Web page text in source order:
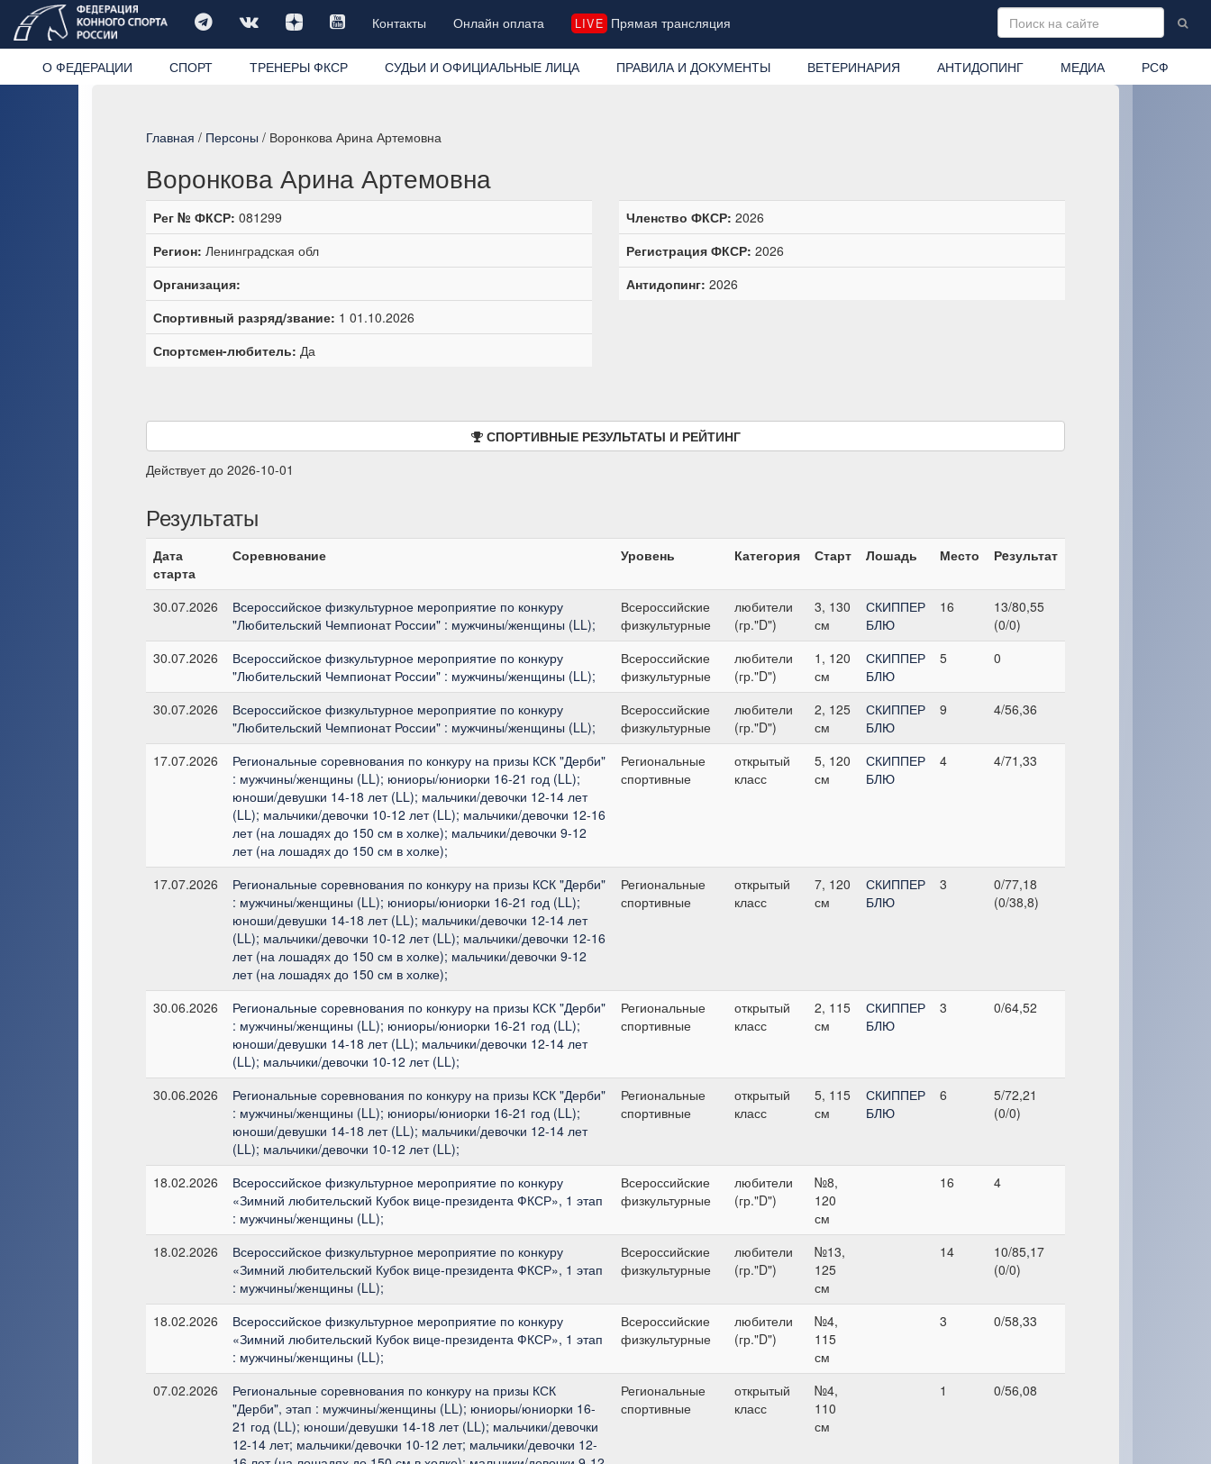
Контакты Онлайн оплата LIVE Прямая трансляция
О ФЕДЕРАЦИИ СПОРТ ТРЕНЕРЫ ФКСР СУДЬИ И ОФИЦИАЛЬНЫЕ ЛИЦА ПРАВИЛА И ДОКУМЕНТЫ ВЕТЕРИНАРИЯ АНТИДОПИНГ МЕДИА РСФ
Главная / Персоны / Воронкова Арина Артемовна
Воронкова Арина Артемовна
Рег № ФКСР: 081299
Регион: Ленинградская обл
Организация:
Спортивный разряд/звание: 1 01.10.2026
Спортсмен-любитель: Да
Членство ФКСР: 2026
Регистрация ФКСР: 2026
Антидопинг: 2026
СПОРТИВНЫЕ РЕЗУЛЬТАТЫ И РЕЙТИНГ
Действует до 2026-10-01
Результаты
Дата
старта
Соревнование Уровень Категория Старт Лошадь Место Рeзультат
30.07.2026
Всероссийское физкультурное мероприятие по конкуру
"Любительский Чемпионат России" : мужчины/женщины (LL);
Всероссийские
физкультурные
любители
(гр."D")
3, 130
см
СКИППЕР
БЛЮ
16
13/80,55
(0/0)
30.07.2026
Всероссийское физкультурное мероприятие по конкуру
"Любительский Чемпионат России" : мужчины/женщины (LL);
Всероссийские
физкультурные
любители
(гр."D")
1, 120
см
СКИППЕР
БЛЮ
5 0
30.07.2026
Всероссийское физкультурное мероприятие по конкуру
"Любительский Чемпионат России" : мужчины/женщины (LL);
Всероссийские
физкультурные
любители
(гр."D")
2, 125
см
СКИППЕР
БЛЮ
9 4/56,36
17.07.2026
Региональные соревнования по конкуру на призы КСК "Дерби"
: мужчины/женщины (LL); юниоры/юниорки 16-21 год (LL);
юноши/девушки 14-18 лет (LL); мальчики/девочки 12-14 лет
(LL); мальчики/девочки 10-12 лет (LL); мальчики/девочки 12-16
лет (на лошадях до 150 см в холке); мальчики/девочки 9-12
лет (на лошадях до 150 см в холке);
Региональные
спортивные
открытый
класс
5, 120
см
СКИППЕР
БЛЮ
4 4/71,33
17.07.2026
Региональные соревнования по конкуру на призы КСК "Дерби"
: мужчины/женщины (LL); юниоры/юниорки 16-21 год (LL);
юноши/девушки 14-18 лет (LL); мальчики/девочки 12-14 лет
(LL); мальчики/девочки 10-12 лет (LL); мальчики/девочки 12-16
лет (на лошадях до 150 см в холке); мальчики/девочки 9-12
лет (на лошадях до 150 см в холке);
Региональные
спортивные
открытый
класс
7, 120
см
СКИППЕР
БЛЮ
3
0/77,18
(0/38,8)
30.06.2026
Региональные соревнования по конкуру на призы КСК "Дерби"
: мужчины/женщины (LL); юниоры/юниорки 16-21 год (LL);
юноши/девушки 14-18 лет (LL); мальчики/девочки 12-14 лет
(LL); мальчики/девочки 10-12 лет (LL);
Региональные
спортивные
открытый
класс
2, 115
см
СКИППЕР
БЛЮ
3 0/64,52
30.06.2026
Региональные соревнования по конкуру на призы КСК "Дерби"
: мужчины/женщины (LL); юниоры/юниорки 16-21 год (LL);
юноши/девушки 14-18 лет (LL); мальчики/девочки 12-14 лет
(LL); мальчики/девочки 10-12 лет (LL);
Региональные
спортивные
открытый
класс
5, 115
см
СКИППЕР
БЛЮ
6
5/72,21
(0/0)
18.02.2026
Всероссийское физкультурное мероприятие по конкуру
«Зимний любительский Кубок вице-президента ФКСР», 1 этап
: мужчины/женщины (LL);
Всероссийские
физкультурные
любители
(гр."D")
№8,
120
см
16 4
18.02.2026
Всероссийское физкультурное мероприятие по конкуру
«Зимний любительский Кубок вице-президента ФКСР», 1 этап
: мужчины/женщины (LL);
Всероссийские
физкультурные
любители
(гр."D")
№13,
125
см
14
10/85,17
(0/0)
18.02.2026
Всероссийское физкультурное мероприятие по конкуру
«Зимний любительский Кубок вице-президента ФКСР», 1 этап
: мужчины/женщины (LL);
Всероссийские
физкультурные
любители
(гр."D")
№4,
115
см
3 0/58,33
07.02.2026
Региональные соревнования по конкуру на призы КСК
"Дерби", этап : мужчины/женщины (LL); юниоры/юниорки 16-
21 год (LL); юноши/девушки 14-18 лет (LL); мальчики/девочки
12-14 лет; мальчики/девочки 10-12 лет; мальчики/девочки 12-
Региональные
спортивные
открытый
класс
№4,
110
см
1 0/56,08